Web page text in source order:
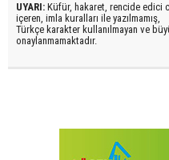
UYARI: Küfür, hakaret, rencide edici
içeren, imla kuralları ile yazılmamış,
Türkçe karakter kullanılmayan ve
onaylanmamaktadır.